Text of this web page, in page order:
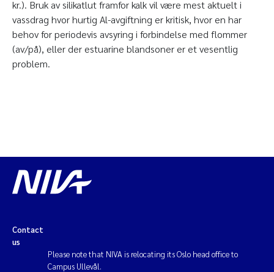
kr.). Bruk av silikatlut framfor kalk vil være mest aktuelt i
vassdrag hvor hurtig Al-avgiftning er kritisk, hvor en har
behov for periodevis avsyring i forbindelse med flommer
(av/på), eller der estuarine blandsoner er et vesentlig
problem.
Contact
us
Please note that NIVA is relocating its Oslo head office to
Campus Ullevål.